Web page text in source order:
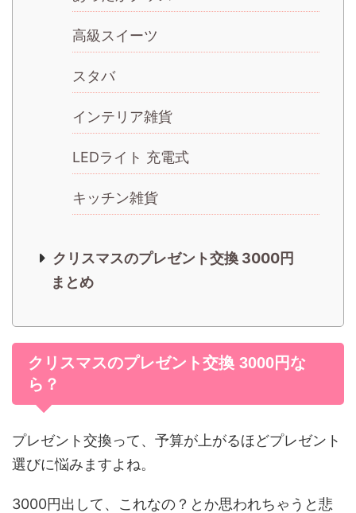
高級スイーツ
スタバ
インテリア雑貨
LEDライト 充電式
キッチン雑貨
クリスマスのプレゼント交換 3000円
まとめ
クリスマスのプレゼント交換 3000円な
ら？
プレゼント交換って、予算が上がるほどプレゼント
選びに悩みますよね。
3000円出して、これなの？とか思われちゃうと悲